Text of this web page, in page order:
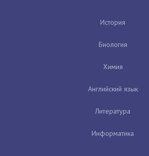
История
Биология
Химия
Английский язык
Литература
Информатика